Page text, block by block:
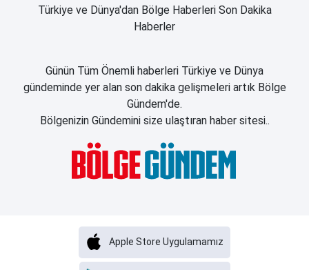
Türkiye ve Dünya'dan Bölge Haberleri Son Dakika
Haberler
Günün Tüm Önemli haberleri Türkiye ve Dünya
gündeminde yer alan son dakika gelişmeleri artık Bölge
Gündem'de.
Bölgenizin Gündemini size ulaştıran haber sitesi..
Apple Store Uygulamamız